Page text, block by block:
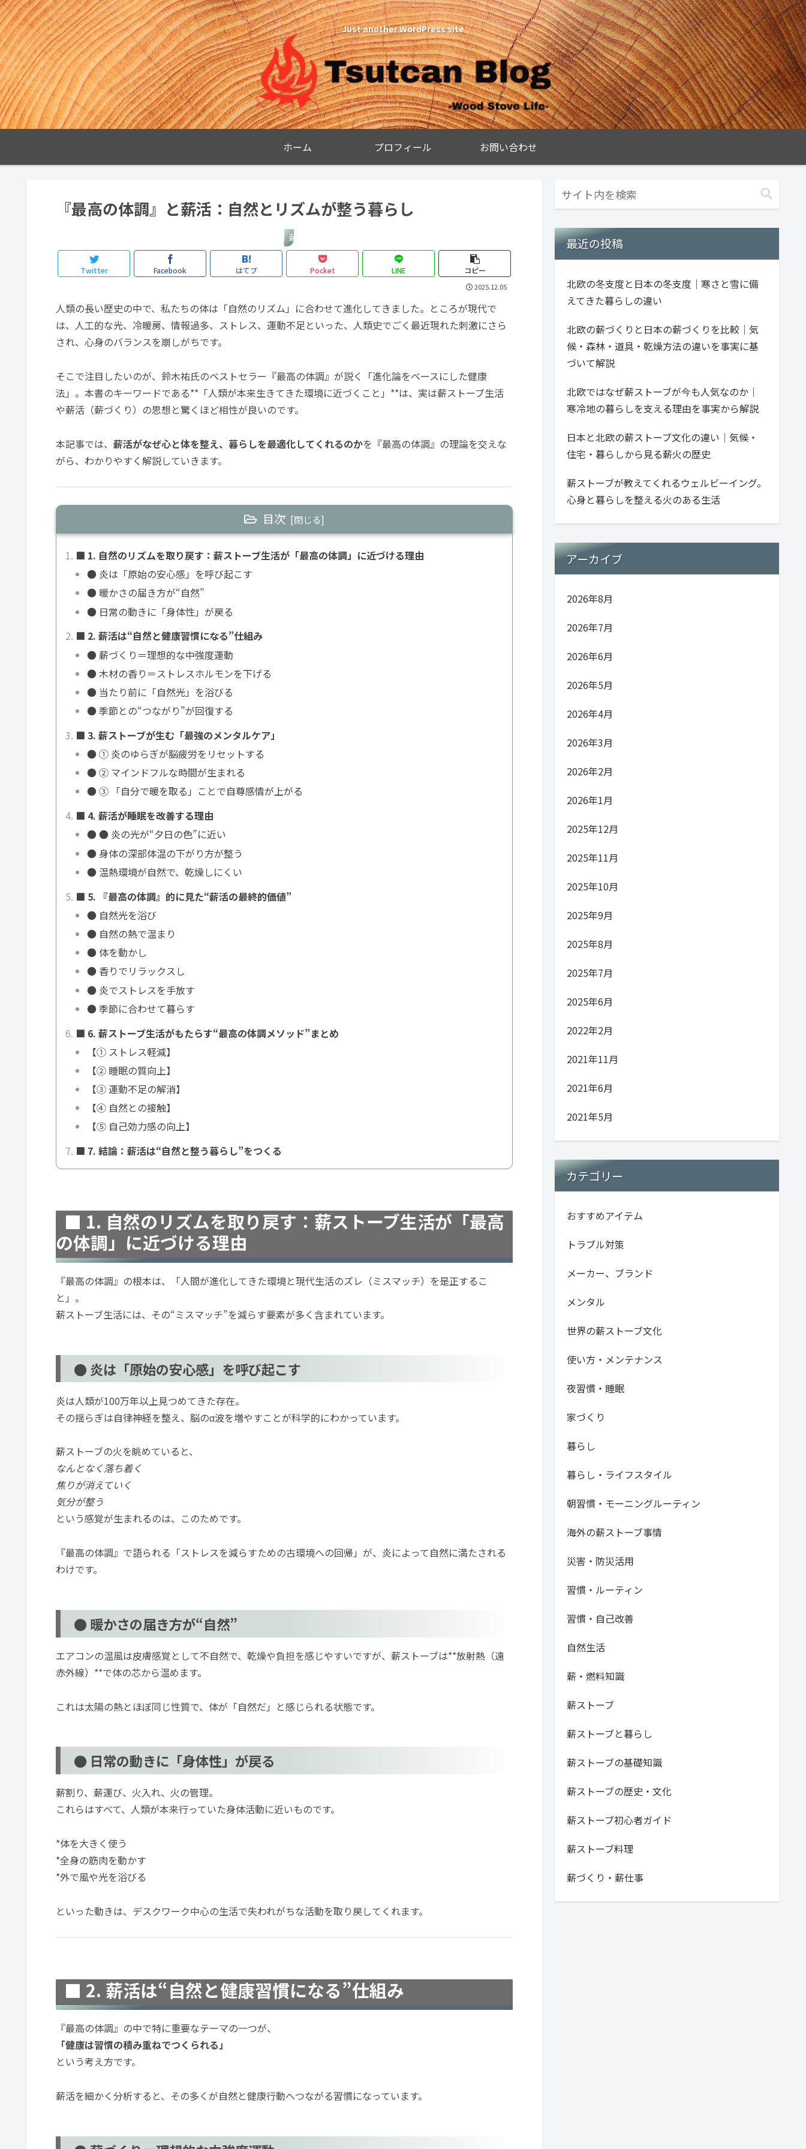
Just another WordPress site
ホーム プロフィール お問い合わせ
『最高の体調』と薪活：自然とリズムが整う暮らし
薪ストーブ
Twitter Facebook はてブ Pocket LINE コピー
2025.12.05
人類の長い歴史の中で、私たちの体は「自然のリズム」に合わせて進化してきました。ところが現代で
は、人工的な光、冷暖房、情報過多、ストレス、運動不足といった、人類史でごく最近現れた刺激にさら
され、心身のバランスを崩しがちです。
そこで注目したいのが、鈴木祐氏のベストセラー『最高の体調』が説く「進化論をベースにした健康
法」。本書のキーワードである**「人類が本来生きてきた環境に近づくこと」**は、実は薪ストーブ生活
や薪活（薪づくり）の思想と驚くほど相性が良いのです。
本記事では、 薪活がなぜ心と体を整え、暮らしを最適化してくれるのかを『最高の体調』の理論を交えな
がら、わかりやすく解説していきます。
目次
■ 1. 自然のリズムを取り戻す：薪ストーブ生活が「最高の体調」に近づける理由
● 炎は「原始の安心感」を呼び起こす
● 暖かさの届き方が“自然”
● 日常の動きに「身体性」が戻る
■ 2. 薪活は“自然と健康習慣になる”仕組み
● 薪づくり＝理想的な中強度運動
● 木材の香り＝ストレスホルモンを下げる
● 当たり前に「自然光」を浴びる
● 季節との“つながり”が回復する
■ 3. 薪ストーブが生む「最強のメンタルケア」
● ① 炎のゆらぎが脳疲労をリセットする
● ② マインドフルな時間が生まれる
● ③ 「自分で暖を取る」ことで自尊感情が上がる
■ 4. 薪活が睡眠を改善する理由
● ● 炎の光が“夕日の色”に近い
● 身体の深部体温の下がり方が整う
● 温熱環境が自然で、乾燥しにくい
■ 5. 『最高の体調』的に見た“薪活の最終的価値”
● 自然光を浴び
● 自然の熱で温まり
● 体を動かし
● 香りでリラックスし
● 炎でストレスを手放す
● 季節に合わせて暮らす
■ 6. 薪ストーブ生活がもたらす“最高の体調メソッド”まとめ
【① ストレス軽減】
【② 睡眠の質向上】
【③ 運動不足の解消】
【④ 自然との接触】
【⑤ 自己効力感の向上】
■ 7. 結論：薪活は“自然と整う暮らし”をつくる
■ 1. 自然のリズムを取り戻す：薪ストーブ生活が「最高
の体調」に近づける理由
『最高の体調』の根本は、「人間が進化してきた環境と現代生活のズレ（ミスマッチ）を是正するこ
と」。
薪ストーブ生活には、その“ミスマッチ”を減らす要素が多く含まれています。
● 炎は「原始の安心感」を呼び起こす
炎は人類が100万年以上見つめてきた存在。
その揺らぎは自律神経を整え、脳のα波を増やすことが科学的にわかっています。
薪ストーブの火を眺めていると、
なんとなく落ち着く
焦りが消えていく
気分が整う
という感覚が生まれるのは、このためです。
『最高の体調』で語られる「ストレスを減らすための古環境への回帰」が、炎によって自然に満たされる
わけです。
● 暖かさの届き方が“自然”
エアコンの温風は皮膚感覚として不自然で、乾燥や負担を感じやすいですが、薪ストーブは**放射熱（遠
赤外線）**で体の芯から温めます。
これは太陽の熱とほぼ同じ性質で、体が「自然だ」と感じられる状態です。
● 日常の動きに「身体性」が戻る
薪割り、薪運び、火入れ、火の管理。
これらはすべて、人類が本来行っていた身体活動に近いものです。
*体を大きく使う
*全身の筋肉を動かす
*外で風や光を浴びる
といった動きは、デスクワーク中心の生活で失われがちな活動を取り戻してくれます。
■ 2. 薪活は“自然と健康習慣になる”仕組み
『最高の体調』の中で特に重要なテーマの一つが、
「健康は習慣の積み重ねでつくられる」
という考え方です。
薪活を細かく分析すると、その多くが自然と健康行動へつながる習慣になっています。
最近の投稿
北欧の冬支度と日本の冬支度｜寒さと雪に備
えてきた暮らしの違い
北欧の薪づくりと日本の薪づくりを比較｜気
候・森林・道具・乾燥方法の違いを事実に基
づいて解説
北欧ではなぜ薪ストーブが今も人気なのか｜
寒冷地の暮らしを支える理由を事実から解説
日本と北欧の薪ストーブ文化の違い｜気候・
住宅・暮らしから見る薪火の歴史
薪ストーブが教えてくれるウェルビーイング。
心身と暮らしを整える火のある生活
アーカイブ
2026年8月
2026年7月
2026年6月
2026年5月
2026年4月
2026年3月
2026年2月
2026年1月
2025年12月
2025年11月
2025年10月
2025年9月
2025年8月
2025年7月
2025年6月
2022年2月
2021年11月
2021年6月
2021年5月
カテゴリー
おすすめアイテム
トラブル対策
メーカー、ブランド
メンタル
世界の薪ストーブ文化
使い方・メンテナンス
夜習慣・睡眠
家づくり
暮らし
暮らし・ライフスタイル
朝習慣・モーニングルーティン
海外の薪ストーブ事情
災害・防災活用
習慣・ルーティン
習慣・自己改善
自然生活
薪・燃料知識
薪ストーブ
薪ストーブと暮らし
薪ストーブの基礎知識
薪ストーブの歴史・文化
薪ストーブ初心者ガイド
薪ストーブ料理
薪づくり・薪仕事